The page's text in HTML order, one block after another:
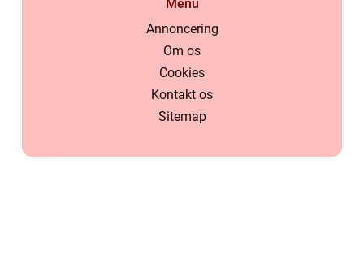
Menu
Annoncering
Om os
Cookies
Kontakt os
Sitemap